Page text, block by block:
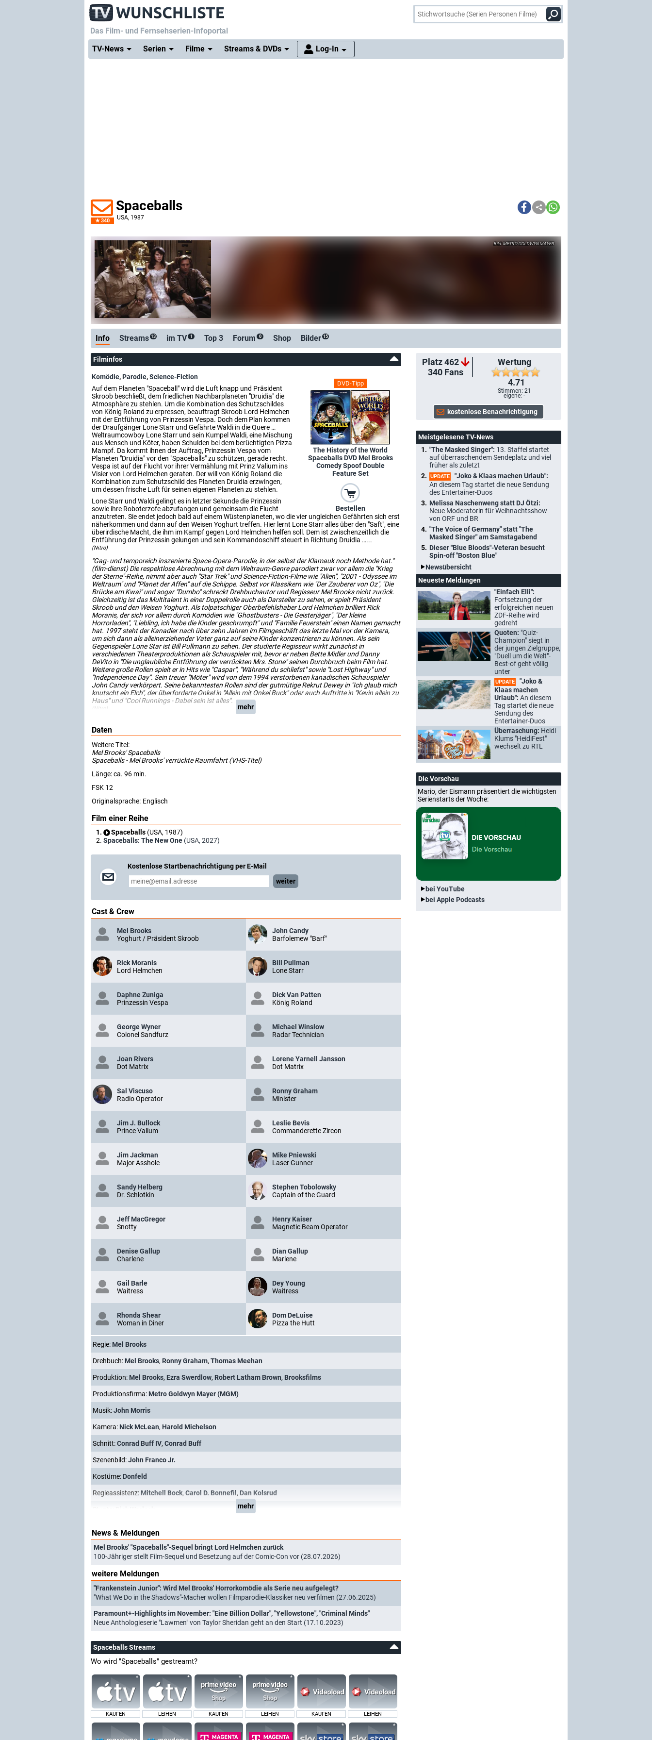
Das Film- und Fernsehserien-Infoportal
TV-News
Serien Filme Streams & DVDs Log-In
340
Spaceballs
USA, 1987
METRO GOLDWYN MAYER
Info Streams 13 im TV 1 Top 3 Forum 0 Shop Bilder 15
Platz 462
340 Fans
Wertung
4.71
Stimmen: 21
eigene: -
Filminfos
DVD-Tipp
The History of the World
Spaceballs DVD Mel Brooks
Comedy Spoof Double
Feature Set
Bestellen
Komödie,Parodie,Science-Fiction
Auf dem Planeten "Spaceball" wird die Luft knapp und Präsident
Skroob beschließt, dem friedlichen Nachbarplaneten "Druidia" die
Atmosphäre zu stehlen. Um die Kombination des Schutzschildes
von König Roland zu erpressen, beauftragt Skroob Lord Helmchen
mit der Entführung von Prinzessin Vespa. Doch dem Plan kommen
der Draufgänger Lone Starr und Gefährte Waldi in die Quere …
Weltraumcowboy Lone Starr und sein Kumpel Waldi, eine Mischung
aus Mensch und Köter, haben Schulden bei dem berüchtigten Pizza
Mampf. Da kommt ihnen der Auftrag, Prinzessin Vespa vom
Planeten "Druidia" vor den "Spaceballs" zu schützen, gerade recht.
Vespa ist auf der Flucht vor ihrer Vermählung mit Prinz Valium ins
Visier von Lord Helmchen geraten. Der will von König Roland die
Kombination zum Schutzschild des Planeten Druidia erzwingen,
um dessen frische Luft für seinen eigenen Planeten zu stehlen.
Lone Starr und Waldi gelingt es in letzter Sekunde die Prinzessin
sowie ihre Roboterzofe abzufangen und gemeinsam die Flucht
anzutreten. Sie endet jedoch bald auf einem Wüstenplaneten, wo die vier ungleichen Gefährten sich erst
näherkommen und dann auf den Weisen Yoghurt treffen. Hier lernt Lone Starr alles über den "Saft", eine
überirdische Macht, die ihm im Kampf gegen Lord Helmchen helfen soll. Dem ist zwischenzeitlich die
Entführung der Prinzessin gelungen und sein Kommandoschiff steuert in Richtung Druidia …...
(Nitro)
"Gag- und temporeich inszenierte Space-Opera-Parodie, in der selbst der Klamauk noch Methode hat."
(film-dienst) Die respektlose Abrechnung mit dem Weltraum-Genre parodiert zwar vor allem die "Krieg
der Sterne"-Reihe, nimmt aber auch "Star Trek" und Science-Fiction-Filme wie "Alien", "2001 - Odyssee im
Weltraum" und "Planet der Affen" auf die Schippe. Selbst vor Klassikern wie "Der Zauberer von Oz", "Die
Brücke am Kwai" und sogar "Dumbo" schreckt Drehbuchautor und Regisseur Mel Brooks nicht zurück.
Gleichzeitig ist das Multitalent in einer Doppelrolle auch als Darsteller zu sehen, er spielt Präsident
Skroob und den Weisen Yoghurt. Als tolpatschiger Oberbefehlshaber Lord Helmchen brilliert Rick
Moranis, der sich vor allem durch Komödien wie "Ghostbusters - Die Geisterjäger", "Der kleine
Horrorladen", "Liebling, ich habe die Kinder geschrumpft" und "Familie Feuerstein" einen Namen gemacht
hat. 1997 steht der Kanadier nach über zehn Jahren im Filmgeschäft das letzte Mal vor der Kamera,
um sich dann als alleinerziehender Vater ganz auf seine Kinder konzentrieren zu können. Als sein
Gegenspieler Lone Star ist Bill Pullmann zu sehen. Der studierte Regisseur wirkt zunächst in
verschiedenen Theaterproduktionen als Schauspieler mit, bevor er neben Bette Midler und Danny
DeVito in "Die unglaubliche Entführung der verrückten Mrs. Stone" seinen Durchbruch beim Film hat.
Weitere große Rollen spielt er in Hits wie "Caspar", "Während du schliefst" sowie "Lost Highway" und
"Independence Day". Sein treuer "Möter" wird von dem 1994 verstorbenen kanadischen Schauspieler
John Candy verkörpert. Seine bekanntesten Rollen sind der gutmütige Rekrut Dewey in "Ich glaub mich
knutscht ein Elch", der überforderte Onkel in "Allein mit Onkel Buck" oder auch Auftritte in "Kevin allein zu
Haus" und "Cool Runnings - Dabei sein ist alles".
(Nitro) mehr
Daten
Weitere Titel:
Mel Brooks' Spaceballs
Spaceballs - Mel Brooks' verrückte Raumfahrt (VHS-Titel)
Länge: ca. 96 min.
FSK 12
Originalsprache: Englisch
Film einer Reihe
Spaceballs (USA, 1987)
Spaceballs: The New One (USA, 2027)
Kostenlose Startbenachrichtigung per E-Mail
weiter
Cast & Crew
Mel Brooks
Yoghurt / Präsident Skroob
John Candy
Barfolemew "Barf"
Rick Moranis
Lord Helmchen
Bill Pullman
Lone Starr
Daphne Zuniga
Prinzessin Vespa
Dick Van Patten
König Roland
George Wyner
Colonel Sandfurz
Michael Winslow
Radar Technician
Joan Rivers
Dot Matrix
Lorene Yarnell Jansson
Dot Matrix
Sal Viscuso
Radio Operator
Ronny Graham
Minister
Jim J. Bullock
Prince Valium
Leslie Bevis
Commanderette Zircon
Jim Jackman
Major Asshole
Mike Pniewski
Laser Gunner
Sandy Helberg
Dr. Schlotkin
Stephen Tobolowsky
Captain of the Guard
Jeff MacGregor
Snotty
Henry Kaiser
Magnetic Beam Operator
Denise Gallup
Charlene
Dian Gallup
Marlene
Gail Barle
Waitress
Dey Young
Waitress
Rhonda Shear
Woman in Diner
Dom DeLuise
Pizza the Hutt
Regie: Mel Brooks
Drehbuch: Mel Brooks, Ronny Graham, Thomas Meehan
Produktion: Mel Brooks, Ezra Swerdlow, Robert Latham Brown, Brooksfilms
Produktionsfirma: Metro Goldwyn Mayer (MGM)
Musik:John Morris
Kamera: Nick McLean, Harold Michelson
Schnitt:Conrad Buff IV, Conrad Buff
Szenenbild:John Franco Jr.
Kostüme: Donfeld
Regieassistenz: Mitchell Bock, Carol D. Bonnefil, Dan Kolsrud
mehr
News & Meldungen
Mel Brooks' "Spaceballs"-Sequel bringt Lord Helmchen zurück
100-Jähriger stellt Film-Sequel und Besetzung auf der Comic-Con vor (28.07.2026)
weitere Meldungen
"Frankenstein Junior": Wird Mel Brooks' Horrorkomödie als Serie neu aufgelegt?
"What We Do in the Shadows"-Macher wollen Filmparodie-Klassiker neu verfilmen (27.06.2025)
Paramount+-Highlights im November: "Eine Billion Dollar", "Yellowstone", "Criminal Minds"
Neue Anthologieserie "Lawmen" von Taylor Sheridan geht an den Start (17.10.2023)
Spaceballs Streams
Wo wird "Spaceballs" gestreamt?
KAUFEN LEIHEN KAUFEN LEIHEN KAUFEN LEIHEN
Meistgelesene TV-News
"The Masked Singer": 13. Staffel startet
auf überraschendem Sendeplatz und viel
früher als zuletzt
UPDATE
"Joko & Klaas machen Urlaub":
An diesem Tag startet die neue Sendung
des Entertainer-Duos
Melissa Naschenweng statt DJ Ötzi:
Neue Moderatorin für Weihnachtsshow
von ORF und BR
"The Voice of Germany" statt "The
Masked Singer" am Samstagabend
Dieser "Blue Bloods"-Veteran besucht
Spin-off "Boston Blue"
Newsübersicht
Neueste Meldungen
"Einfach Elli":
Fortsetzung der
erfolgreichen neuen
ZDF-Reihe wird
gedreht
Quoten: "Quiz-
Champion" siegt in
der jungen Zielgruppe,
"Duell um die Welt"-
Best-of geht völlig
unter
UPDATE
"Joko &
Klaas machen
Urlaub": An diesem
Tag startet die neue
Sendung des
Entertainer-Duos
Überraschung: Heidi
Klums "HeidiFest"
wechselt zu RTL
Die Vorschau
Mario, der Eismann präsentiert die wichtigsten
Serienstarts der Woche:
bei YouTube
bei Apple Podcasts